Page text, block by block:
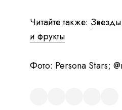
Читайте также:
и фрукты
Фото: Persona Stars;